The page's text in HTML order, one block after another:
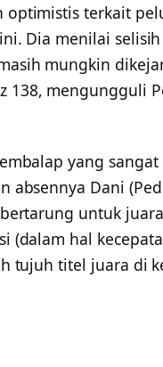
optimistis terkait
Dia menilai
mungkin
138, mengungguli
yang
absennya Dani
untuk
(dalam hal
tujuh titel juara di